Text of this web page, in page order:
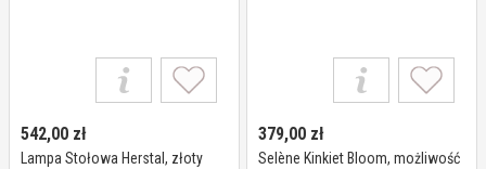
542,00 zł
Lampa Stołowa Herstal, złoty
379,00 zł
Selène Kinkiet Bloom, możliwość